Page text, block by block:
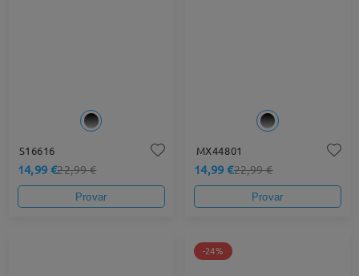
S16616
14,99 €22,99 €
Provar
MX44801
14,99 €22,99 €
Provar
-24%